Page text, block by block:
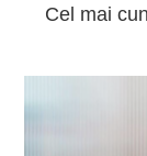
Cel mai